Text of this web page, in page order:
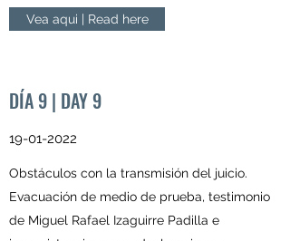
Vea aqui | Read here
DÍA 9 | DAY 9
19-01-2022
Obstáculos con la transmisión del juicio.
Evacuación de medio de prueba, testimonio
de Miguel Rafael Izaguirre Padilla e